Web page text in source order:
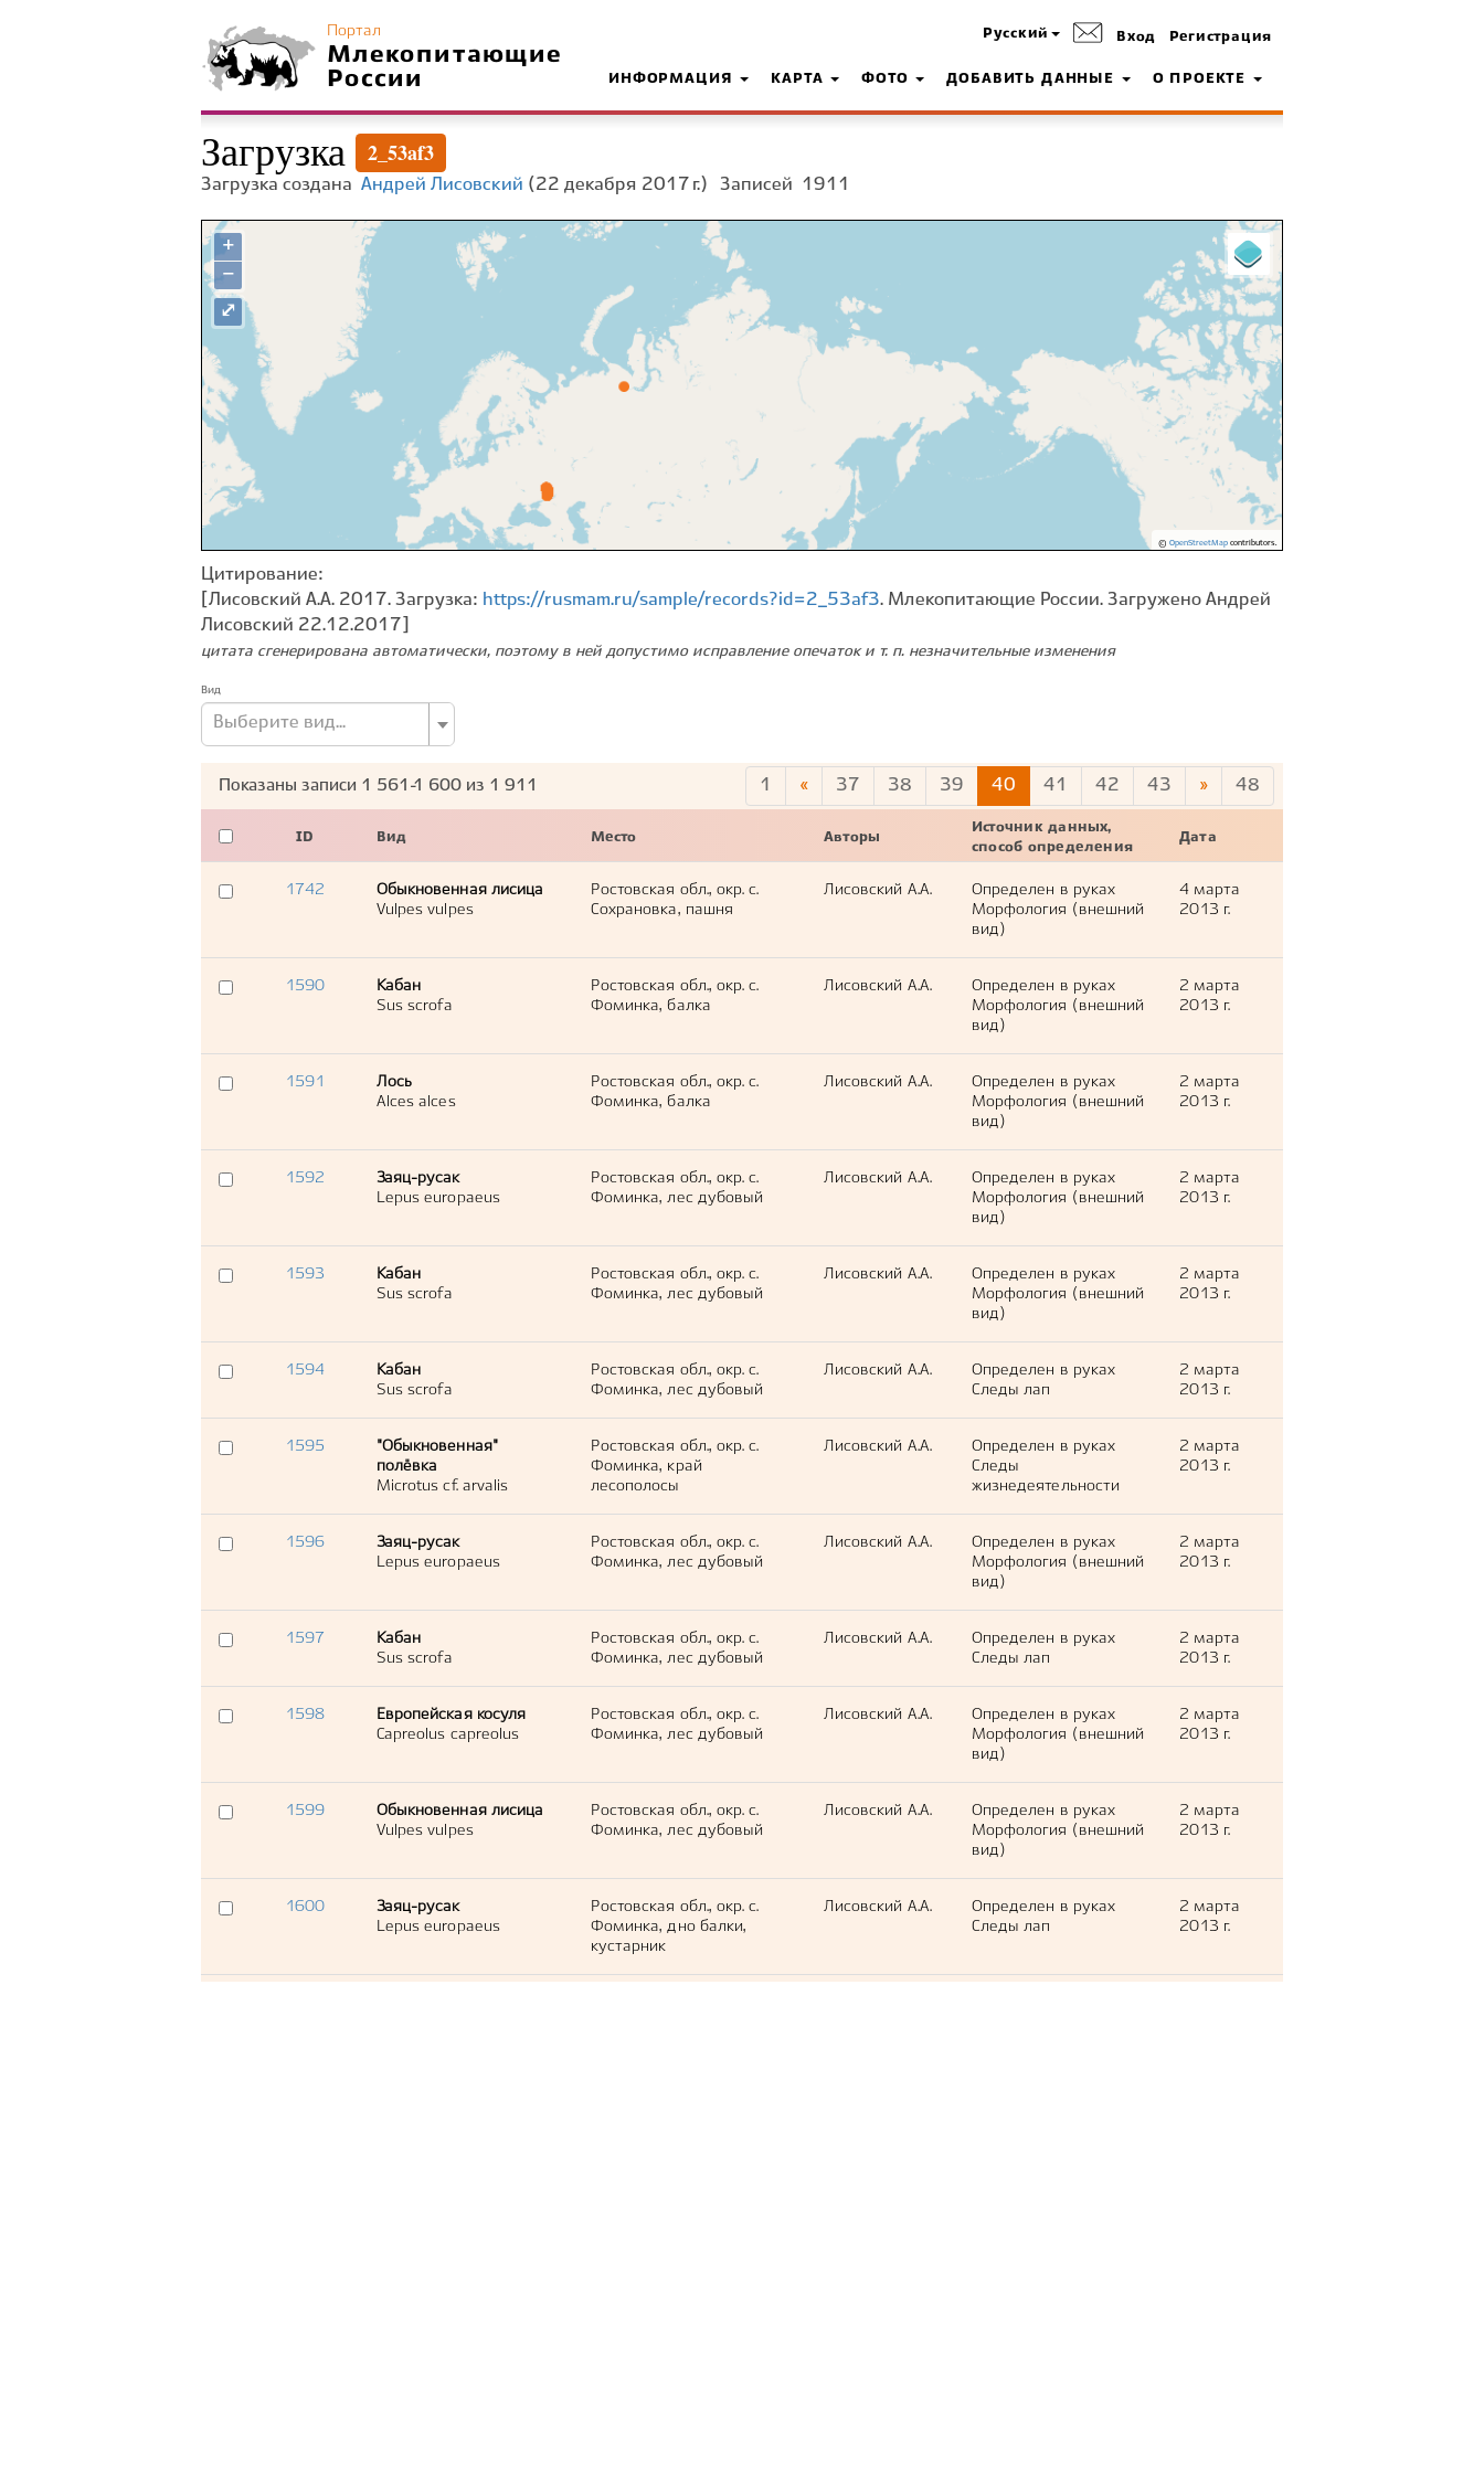
Портал
Млекопитающие
России
Русский Вход Регистрация
ИНФОРМАЦИЯ КАРТА ФОТО ДОБАВИТЬ ДАННЫЕ О ПРОЕКТЕ
Загрузка 2_53af3
Загрузка создана Андрей Лисовский (22 декабря 2017 г.) Записей 1911
+
−
© OpenStreetMapcontributors.
⤢
Цитирование:
[Лисовский А.А. 2017. Загрузка: https://rusmam.ru/sample/records?id=2_53af3. Млекопитающие России. Загружено Андрей
Лисовский 22.12.2017]
цитата сгенерирована автоматически, поэтому в ней допустимо исправление опечаток и т. п. незначительные изменения
Вид
Выберите вид...
1 « 37 38 39 40 41 42 43 » 48
Показаны записи 1 561-1 600 из 1 911
ID Вид Место Авторы
Источник данных,
способ определения
Дата
1742
Обыкновенная лисица
Vulpes vulpes
Ростовская обл., окр. с.
Сохрановка, пашня
Лисовский А.А.
Определен в руках
Морфология (внешний
вид)
4 марта
2013 г.
1590
Кабан
Sus scrofa
Ростовская обл., окр. с.
Фоминка, балка
Лисовский А.А.
Определен в руках
Морфология (внешний
вид)
2 марта
2013 г.
1591
Лось
Alces alces
Ростовская обл., окр. с.
Фоминка, балка
Лисовский А.А.
Определен в руках
Морфология (внешний
вид)
2 марта
2013 г.
1592
Заяц-русак
Lepus europaeus
Ростовская обл., окр. с.
Фоминка, лес дубовый
Лисовский А.А.
Определен в руках
Морфология (внешний
вид)
2 марта
2013 г.
1593
Кабан
Sus scrofa
Ростовская обл., окр. с.
Фоминка, лес дубовый
Лисовский А.А.
Определен в руках
Морфология (внешний
вид)
2 марта
2013 г.
1594
Кабан
Sus scrofa
Ростовская обл., окр. с.
Фоминка, лес дубовый
Лисовский А.А.
Определен в руках
Следы лап
2 марта
2013 г.
1595
"Обыкновенная"
полёвка
Microtus cf. arvalis
Ростовская обл., окр. с.
Фоминка, край
лесополосы
Лисовский А.А.
Определен в руках
Следы
жизнедеятельности
2 марта
2013 г.
1596
Заяц-русак
Lepus europaeus
Ростовская обл., окр. с.
Фоминка, лес дубовый
Лисовский А.А.
Определен в руках
Морфология (внешний
вид)
2 марта
2013 г.
1597
Кабан
Sus scrofa
Ростовская обл., окр. с.
Фоминка, лес дубовый
Лисовский А.А.
Определен в руках
Следы лап
2 марта
2013 г.
1598
Европейская косуля
Capreolus capreolus
Ростовская обл., окр. с.
Фоминка, лес дубовый
Лисовский А.А.
Определен в руках
Морфология (внешний
вид)
2 марта
2013 г.
1599
Обыкновенная лисица
Vulpes vulpes
Ростовская обл., окр. с.
Фоминка, лес дубовый
Лисовский А.А.
Определен в руках
Морфология (внешний
вид)
2 марта
2013 г.
1600
Заяц-русак
Lepus europaeus
Ростовская обл., окр. с.
Фоминка, дно балки,
кустарник
Лисовский А.А.
Определен в руках
Следы лап
2 марта
2013 г.